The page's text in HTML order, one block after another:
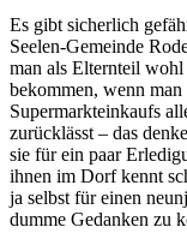
Es gibt sicherlich
Seelen-Gemeinde
man als Elternteil
bekommen, wenn
Supermarkteinkaufs
zurücklässt – das
sie für ein paar
ihnen im Dorf kennt
ja selbst für einen
dumme Gedanken zu